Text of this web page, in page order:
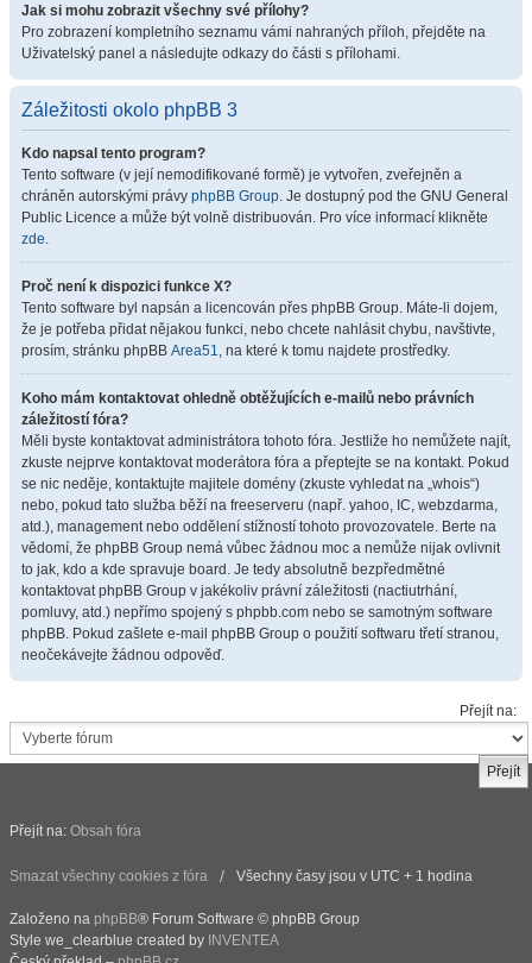
Jak si mohu zobrazit všechny své přílohy?
Pro zobrazení kompletního seznamu vámi nahraných příloh, přejděte na
Uživatelský panel a následujte odkazy do části s přílohami.
Záležitosti okolo phpBB 3
Kdo napsal tento program?
Tento software (v její nemodifikované formě) je vytvořen, zveřejněn a
chráněn autorskými právy phpBB Group. Je dostupný pod the GNU General
Public Licence a může být volně distribuován. Pro více informací klikněte
zde.
Proč není k dispozici funkce X?
Tento software byl napsán a licencován přes phpBB Group. Máte-li dojem,
že je potřeba přidat nějakou funkci, nebo chcete nahlásit chybu, navštivte,
prosím, stránku phpBB Area51, na které k tomu najdete prostředky.
Koho mám kontaktovat ohledně obtěžujících e-mailů nebo právních
záležitostí fóra?
Měli byste kontaktovat administrátora tohoto fóra. Jestliže ho nemůžete najít,
zkuste nejprve kontaktovat moderátora fóra a přeptejte se na kontakt. Pokud
se nic neděje, kontaktujte majitele domény (zkuste vyhledat na „whois“)
nebo, pokud tato služba běží na freeserveru (např. yahoo, IC, webzdarma,
atd.), management nebo oddělení stížností tohoto provozovatele. Berte na
vědomí, že phpBB Group nemá vůbec žádnou moc a nemůže nijak ovlivnit
to jak, kdo a kde spravuje board. Je tedy absolutně bezpředmětné
kontaktovat phpBB Group v jakékoliv právní záležitosti (nactiutrhání,
pomluvy, atd.) nepřímo spojený s phpbb.com nebo se samotným software
phpBB. Pokud zašlete e-mail phpBB Group o použití softwaru třetí stranou,
neočekávejte žádnou odpověď.
Přejít na:
Přejít na: Obsah fóra
Smazat všechny cookies z fóra Všechny časy jsou v UTC + 1 hodina
Založeno na phpBB® Forum Software © phpBB Group
Style we_clearblue created by INVENTEA